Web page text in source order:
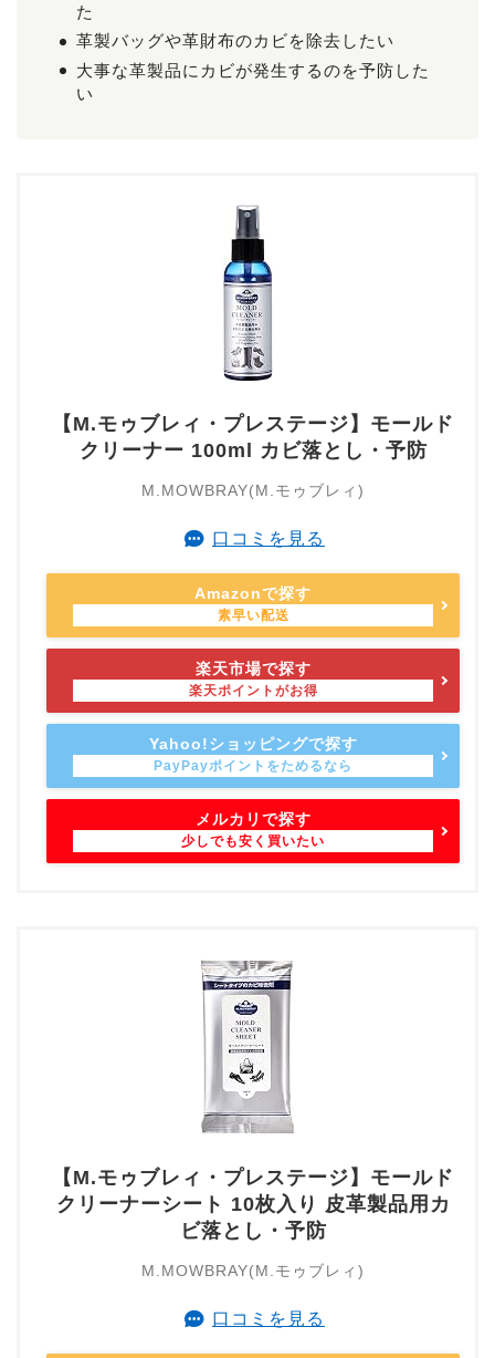
た
革製バッグや革財布のカビを除去したい
大事な革製品にカビが発生するのを予防した
い
【M.モゥブレィ・プレステージ】モールド
クリーナー 100ml カビ落とし・予防
M.MOWBRAY(M.モゥブレィ)
口コミを見る
Amazonで探す
楽天市場で探す
Yahoo!ショッピングで探す
メルカリで探す
【M.モゥブレィ・プレステージ】モールド
クリーナーシート 10枚入り 皮革製品用カ
ビ落とし・予防
M.MOWBRAY(M.モゥブレィ)
口コミを見る